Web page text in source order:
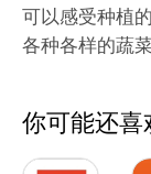
可以感受种植
各种各样的蔬
你可能还喜